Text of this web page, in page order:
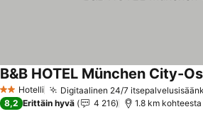
2 Tähtiluokitus
Hotelli Digitaalinen 24/7
B&B HOTEL München City-
8,2 Erittäin hyvä 4 216 1.8 km